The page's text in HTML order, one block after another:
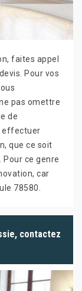
faites appel
Pour vos
pas omettre
de
effectuer
que ce soit
ce genre
car
78580.
contactez